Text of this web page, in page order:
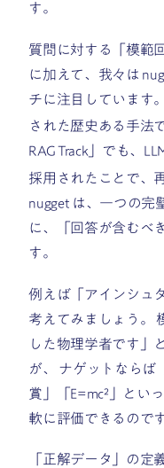
す。
質問に対する「模範
に加えて、我々は
チに注目しています
された歴史ある手法
RAG Track」でも、
採用されたことで、
nugget は、一つの完
に、「回答が含むべ
す。
例えば「アインシュ
考えてみましょう。
した物理学者です」
が、 ナゲットならば
賞」「E=mc²」とい
軟に評価できるのです
「正解データ」の定